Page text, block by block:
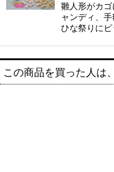
雛人形がカ
ャンディ、
ひな祭りに
この商品を買った人は